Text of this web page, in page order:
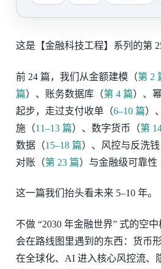
这是【金融科技工程】系列的第
前 24 篇，我们从金额建模（第 2
篇）、账务数据库（第 4 篇）、
起步，走过支付收单（6–10 篇）
施（11–13 篇）、数字货币（第
数据（15–18 篇）、风控与反洗
对账（第 23 篇）与金融级可靠性
这一篇我们抬头看未来 5–10 年。
不做 “2030 年金融世界” 式的空
会在路线图里遇到的东西：货币
在全球化、AI 进入核心风控流、